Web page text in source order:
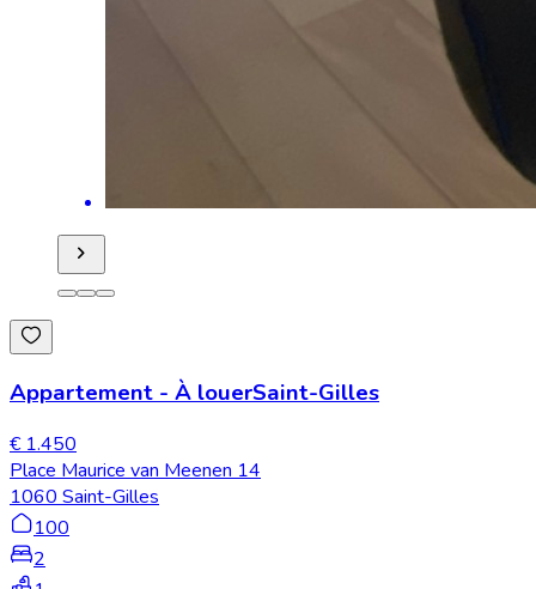
Appartement - À louerSaint-Gilles
€ 1.450
Place Maurice van Meenen 14
1060 Saint-Gilles
100
2